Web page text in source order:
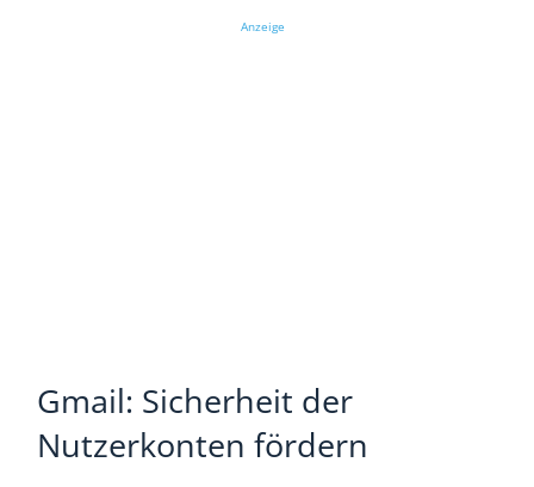
Anzeige
Gmail: Sicherheit der
Nutzerkonten fördern